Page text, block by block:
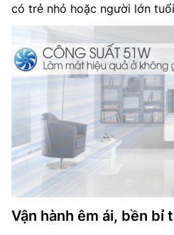
có trẻ nhỏ hoặc người lớn
Vận hành êm ái, bền bỉ